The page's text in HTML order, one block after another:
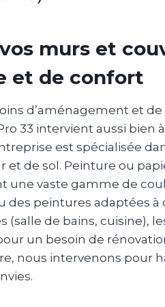
murs et
et de confort
d’aménagement et
33 intervient aussi bien à
est spécialisée
de sol. Peinture ou
une vaste gamme de
peintures adaptées à
(salle de bains, cuisine),
un besoin de
nous intervenons pour